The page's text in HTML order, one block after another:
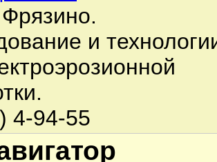
и
4-94-55